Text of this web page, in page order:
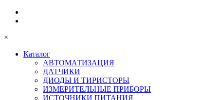
×
Каталог
АВТОМАТИЗАЦИЯ
ДАТЧИКИ
ДИОДЫ И ТИРИСТОРЫ
ИЗМЕРИТЕЛЬНЫЕ ПРИБОРЫ
ИСТОЧНИКИ ПИТАНИЯ